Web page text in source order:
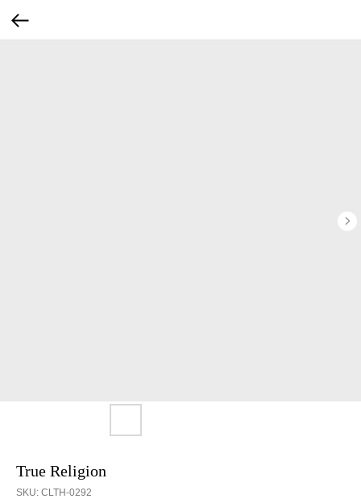
True Religion
SKU: CLTH-0292